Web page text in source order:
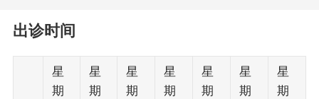
出诊时间
星
期
星
期
星
期
星
期
星
期
星
期
星
期